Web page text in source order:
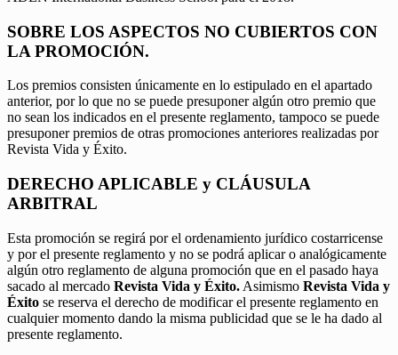
SOBRE LOS ASPECTOS NO CUBIERTOS CON
LA PROMOCIÓN.
Los premios consisten únicamente en lo estipulado en el apartado
anterior, por lo que no se puede presuponer algún otro premio que
no sean los indicados en el presente reglamento, tampoco se puede
presuponer premios de otras promociones anteriores realizadas por
Revista Vida y Éxito.
DERECHO APLICABLE y CLÁUSULA
ARBITRAL
Esta promoción se regirá por el ordenamiento jurídico costarricense
y por el presente reglamento y no se podrá aplicar o analógicamente
algún otro reglamento de alguna promoción que en el pasado haya
sacado al mercado Revista Vida y Éxito. Asimismo Revista Vida y
Éxito se reserva el derecho de modificar el presente reglamento en
cualquier momento dando la misma publicidad que se le ha dado al
presente reglamento.